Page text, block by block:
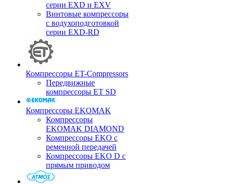
серии EXD и EXV
Винтовые компрессоры
с водухоподготовкой
серии EXD-RD
Компрессоры ET-Compressors
Передвижные
компрессоры ET SD
Компрессоры EKOMAK
Компрессоры
EKOMAK DIAMOND
Компрессоры EKO c
ременной передачей
Компрессоры EKO D с
прямым приводом